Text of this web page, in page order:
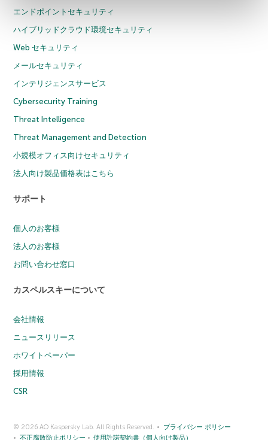
エンドポイントセキュリティ
ハイブリッドクラウド環境セキュリティ
Web セキュリティ
メールセキュリティ
インテリジェンスサービス
Cybersecurity Training
Threat Intelligence
Threat Management and Detection
小規模オフィス向けセキュリティ
法人向け製品価格表はこちら
サポート
個人のお客様
法人のお客様
お問い合わせ窓口
カスペルスキーについて
会社情報
ニュースリリース
ホワイトペーパー
採用情報
CSR
© 2026 AO Kaspersky Lab. All Rights Reserved.
プライバシー ポリシー
不正腐敗防止ポリシー
使用許諾契約書（個人向け製品）